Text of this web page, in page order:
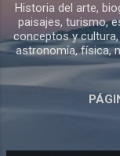
Historia del arte,
paisajes, turismo,
conceptos y cultura,
astronomía, física,